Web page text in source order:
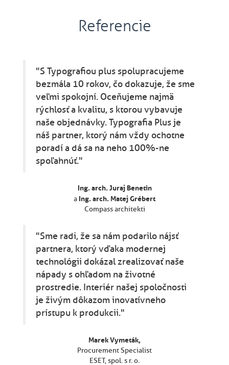
Referencie
"S Typografiou plus spolupracujeme
bezmála 10 rokov, čo dokazuje, že sme
veľmi spokojní. Oceňujeme najmä
rýchlosť a kvalitu, s ktorou vybavuje
naše objednávky. Typografia Plus je
náš partner, ktorý nám vždy ochotne
poradí a dá sa na neho 100%-ne
spoľahnúť."
Ing. arch. Juraj Benetin
a Ing. arch. Matej Grébert
Compass architekti
"Sme radi, že sa nám podarilo nájsť
partnera, ktorý vďaka modernej
technológii dokázal zrealizovať naše
nápady s ohľadom na životné
prostredie. Interiér našej spoločnosti
je živým dôkazom inovatívneho
prístupu k produkcii."
Marek Vymeták,
Procurement Specialist
ESET, spol. s r. o.